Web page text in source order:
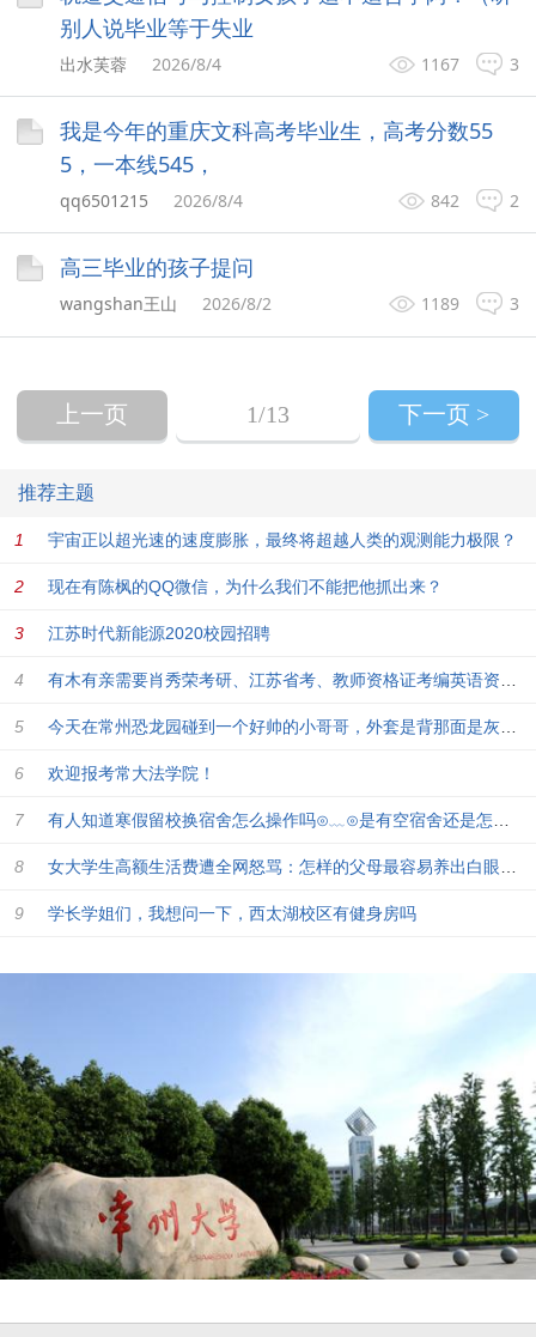
别人说毕业等于失业
3
1167
出水芙蓉 2026/8/4
我是今年的重庆文科高考毕业生，高考分数55
5，一本线545，
2
842
qq6501215 2026/8/4
高三毕业的孩子提问
3
1189
wangshan王山 2026/8/2
上一页 1/13 下一页 >
推荐主题
宇宙正以超光速的速度膨胀，最终将超越人类的观测能力极限？
现在有陈枫的QQ微信，为什么我们不能把他抓出来？
江苏时代新能源2020校园招聘
欢迎报考常大法学院！
学长学姐们，我想问一下，西太湖校区有健身房吗